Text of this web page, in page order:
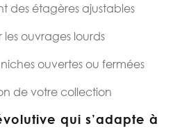
des étagères ajustables
les ouvrages lourds
ouvertes ou fermées
de votre collection
qui s’adapte à